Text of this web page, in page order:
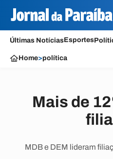
Últimas NotíciasEsportes
Home>política
Mais de
MDB e DEM lideram